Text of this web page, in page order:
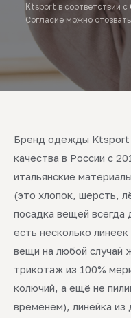
Ktsport в соответствии с
Согласие можно
Бренд одежды Ktsport
качества в России с
итальянские
(это хлопок, шерсть,
посадка вещей
есть несколько
вещи на любой случай
трикотаж из 100%
колючий, а ещё не
временем), линейка из